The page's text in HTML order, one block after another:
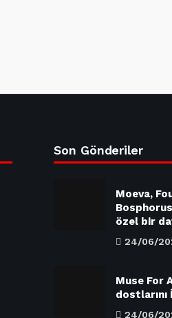
Son Gönderiler
Moeva,
özel bir
24/06/
Muse For
dostlarını
24/06/